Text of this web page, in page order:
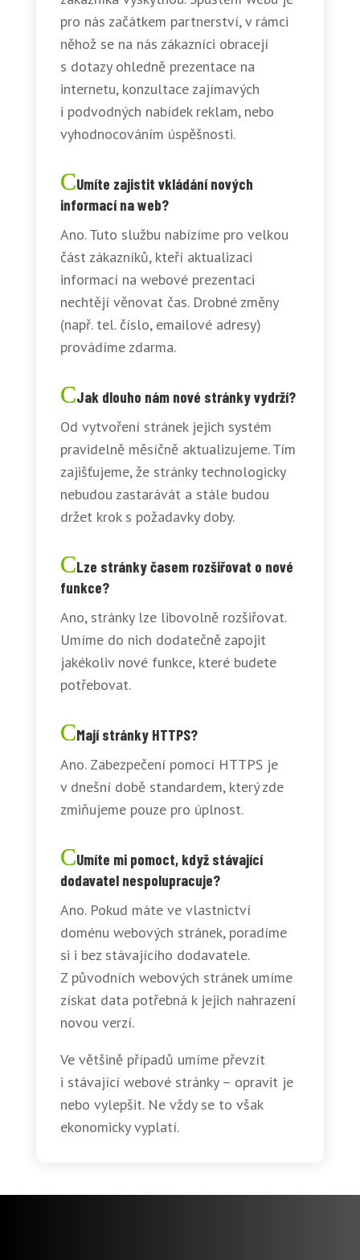
pro nás začátkem partnerství, v rámci
něhož se na nás zákazníci obracejí
s dotazy ohledně prezentace na
internetu, konzultace zajímavých
i podvodných nabídek reklam, nebo
vyhodnocováním úspěšnosti.
Umíte zajistit vkládání nových
informací na web?
Ano. Tuto službu nabízíme pro velkou
část zákazníků, kteří aktualizaci
informací na webové prezentaci
nechtějí věnovat čas. Drobné změny
(např. tel. číslo, emailové adresy)
provádíme zdarma.
Jak dlouho nám nové stránky vydrží?
Od vytvoření stránek jejich systém
pravidelně měsíčně aktualizujeme. Tím
zajišťujeme, že stránky technologicky
nebudou zastarávát a stále budou
držet krok s požadavky doby.
Lze stránky časem rozšiřovat o nové
funkce?
Ano, stránky lze libovolně rozšiřovat.
Umíme do nich dodatečně zapojit
jakékoliv nové funkce, které budete
potřebovat.
Mají stránky HTTPS?
Ano. Zabezpečení pomocí HTTPS je
v dnešní době standardem, který zde
zmiňujeme pouze pro úplnost.
Umíte mi pomoct, když stávající
dodavatel nespolupracuje?
Ano. Pokud máte ve vlastnictví
doménu webových stránek, poradíme
si i bez stávajícího dodavatele.
Z původních webových stránek umíme
získat data potřebná k jejich nahrazení
novou verzí.
Ve většině případů umíme převzít
i stávající webové stránky – opravit je
nebo vylepšit. Ne vždy se to však
ekonomicky vyplatí.